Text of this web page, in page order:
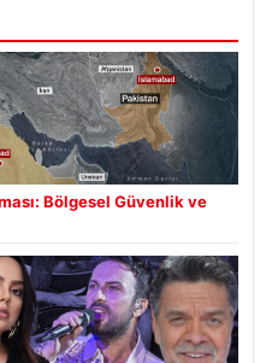
Bölgesel Güvenlik ve